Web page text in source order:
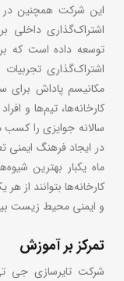
این شرکت همچنین
اشتراک‌گذاری داخلی
توسعه داده است که
مکانیسم پاداش برای
کارخانه‌ها، تیم‌ها و
سالانه جوایزی را کسب
در ایجاد فرهنگ
ماه یکبار بهترین
کارخانه‌ها بتوانند از
و ایمنی محیط زیست
تمرکز بر آموزش
شرکت تایرسازی جی